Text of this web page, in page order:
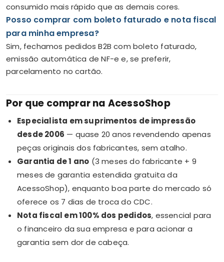
consumido mais rápido que as demais cores.
Posso comprar com boleto faturado e nota fiscal
para minha empresa?
Sim, fechamos pedidos B2B com boleto faturado,
emissão automática de NF-e e, se preferir,
parcelamento no cartão.
Por que comprar na AcessoShop
Especialista em suprimentos de impressão
desde 2006 — quase 20 anos revendendo apenas
peças originais dos fabricantes, sem atalho.
Garantia de 1 ano (3 meses do fabricante + 9
meses de garantia estendida gratuita da
AcessoShop), enquanto boa parte do mercado só
oferece os 7 dias de troca do CDC.
Nota fiscal em 100% dos pedidos, essencial para
o financeiro da sua empresa e para acionar a
garantia sem dor de cabeça.